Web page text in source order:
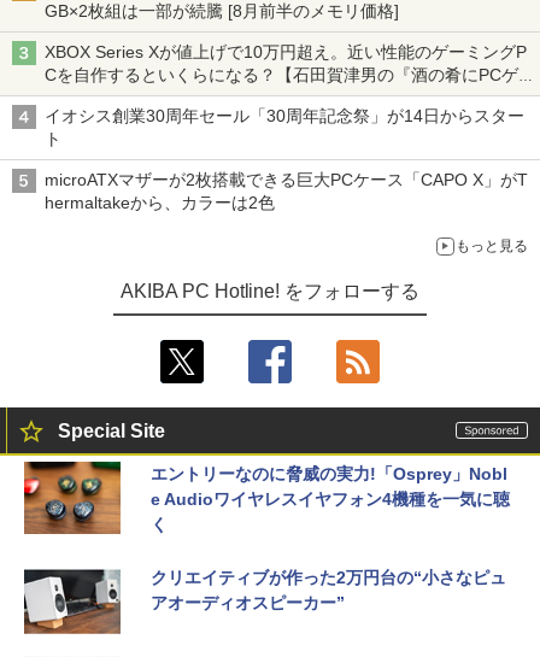
GB×2枚組は一部が続騰 [8月前半のメモリ価格]
XBOX Series Xが値上げで10万円超え。近い性能のゲーミングP
Cを自作するといくらになる？【石田賀津男の『酒の肴にPCゲ
ーム』】
イオシス創業30周年セール「30周年記念祭」が14日からスター
ト
microATXマザーが2枚搭載できる巨大PCケース「CAPO X」がT
hermaltakeから、カラーは2色
もっと見る
AKIBA PC Hotline! をフォローする
Special Site
エントリーなのに脅威の実力!「Osprey」Nobl
e Audioワイヤレスイヤフォン4機種を一気に聴
く
クリエイティブが作った2万円台の“小さなピュ
アオーディオスピーカー”